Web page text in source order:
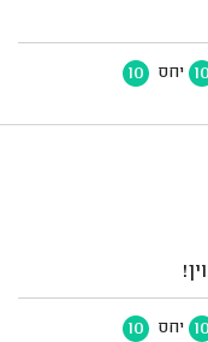
10 יחס 10
10 יחס 10